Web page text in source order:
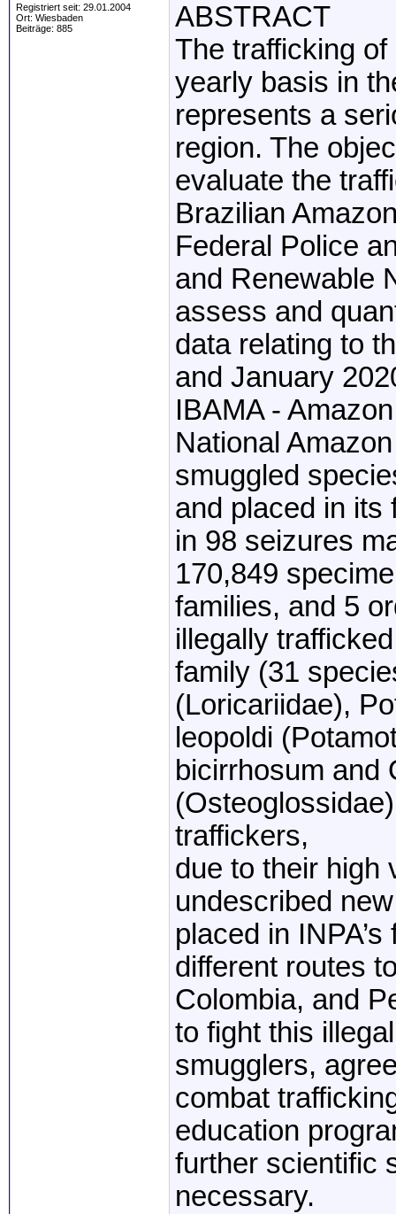
Registriert seit: 29.01.2004
Ort: Wiesbaden
Beiträge: 885
ABSTRACT
The trafficking
yearly basis in
represents a
region. The
evaluate the
Brazilian
Federal Police
and Renewable
assess and
data relating to
and January
IBAMA -
National
smuggled
and placed in its
in 98 seizures
170,849
families, and 5
illegally
family (31
(Loricariidae),
leopoldi
bicirrhosum and
traffickers,
due to their high
undescribed
placed in
different routes
Colombia, and
to fight this
smugglers,
combat
education
further scientific
necessary.